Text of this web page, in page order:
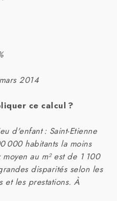
2014
ce calcul ?
d'enfant : Saint-Etienne
000 habitants la moins
au m² est de 1 100
disparités selon les
et les prestations. À